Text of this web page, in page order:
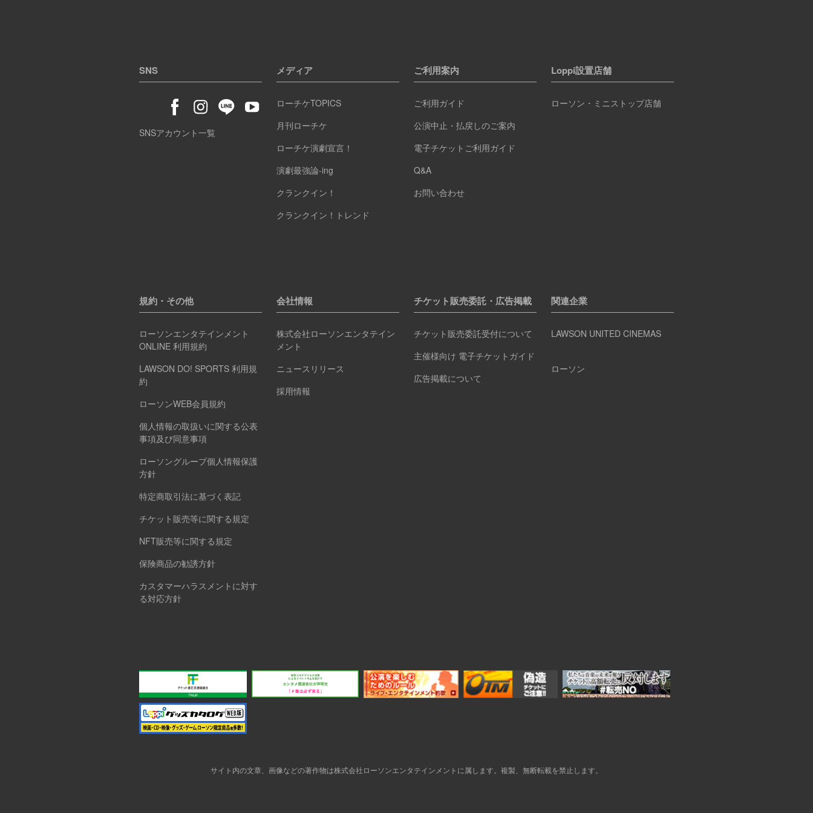
SNS
SNSアカウント一覧
メディア
ローチケTOPICS
月刊ローチケ
ローチケ演劇宣言！
演劇最強論-ing
クランクイン！
クランクイン！トレンド
ご利用案内
ご利用ガイド
公演中止・払戻しのご案内
電子チケットご利用ガイド
Q&A
お問い合わせ
Loppi設置店舗
ローソン・ミニストップ店舗
規約・その他
ローソンエンタテインメント
ONLINE 利用規約
LAWSON DO! SPORTS 利用規
約
ローソンWEB会員規約
個人情報の取扱いに関する公表
事項及び同意事項
ローソングループ個人情報保護
方針
特定商取引法に基づく表記
チケット販売等に関する規定
NFT販売等に関する規定
保険商品の勧誘方針
カスタマーハラスメントに対す
る対応方針
会社情報
株式会社ローソンエンタテイン
メント
ニュースリリース
採用情報
チケット販売委託・広告掲載
チケット販売委託受付について
主催様向け 電子チケットガイド
広告掲載について
関連企業
LAWSON UNITED CINEMAS
ローソン
サイト内の文章、画像などの著作物は株式会社ローソンエンタテインメントに属します。複製、無断転載を禁止します。